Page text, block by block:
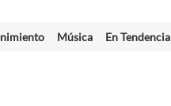
Música En Tendencia